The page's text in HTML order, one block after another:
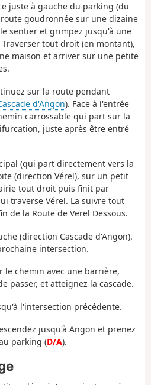
juste à gauche du parking (du
goudronnée sur une dizaine
sentier et grimpez jusqu'à une
tout droit (en montant),
maison et arriver sur une petite
sur la route pendant
d'Angon). Face à l'entrée
carrossable qui part sur la
juste après être entré
(qui part directement vers la
(direction Vérel), sur un petit
tout droit puis finit par
traverse Vérel. La suivre tout
de la Route de Verel Dessous.
(direction Cascade d'Angon).
intersection.
le chemin avec une barrière,
passer, et atteignez la cascade.
l'intersection précédente.
jusqu'à Angon et prenez
parking (D/A).